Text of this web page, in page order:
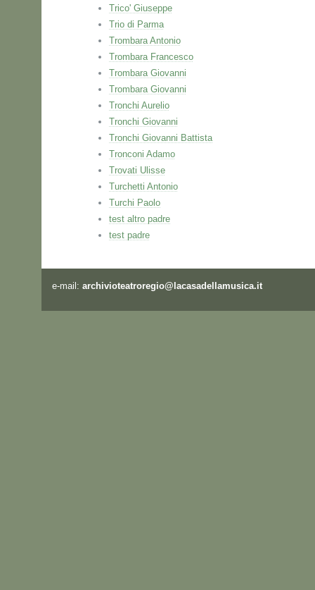
Trico' Giuseppe
Trio di Parma
Trombara Antonio
Trombara Francesco
Trombara Giovanni
Trombara Giovanni
Tronchi Aurelio
Tronchi Giovanni
Tronchi Giovanni Battista
Tronconi Adamo
Trovati Ulisse
Turchetti Antonio
Turchi Paolo
test altro padre
test padre
e-mail: archivioteatroregio@lacasadellamusica.it